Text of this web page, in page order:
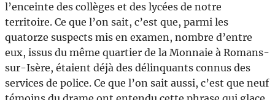
l’enceinte des collèges et des lycées de notre
territoire. Ce que l’on sait, c’est que, parmi les
quatorze suspects mis en examen, nombre d’entre
eux, issus du même quartier de la Monnaie à Romans-
sur-Isère, étaient déjà des délinquants connus des
services de police. Ce que l’on sait aussi, c’est que neuf